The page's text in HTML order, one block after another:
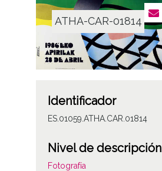
ATHA-CAR-01814
Identificador
ES.01059.ATHA.CAR.01814
Nivel de descripción
Fotografía